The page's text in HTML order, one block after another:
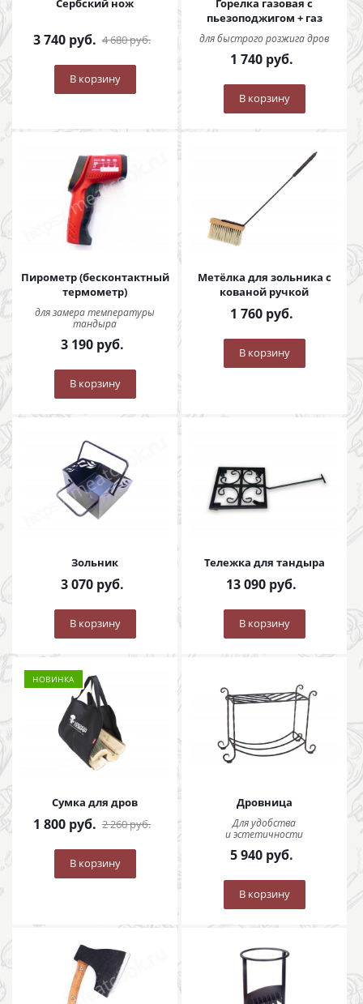
Сербский нож
3 740 руб. 4 680руб.
В корзину
Горелка газовая с
пьезоподжигом + газ
для быстрого розжига дров
1 740руб.
В корзину
Пирометр (бесконтактный
термометр)
для замера температуры
тандыра
3 190руб.
В корзину
Метёлка для зольника с
кованой ручкой
1 760руб.
В корзину
Зольник
3 070руб.
В корзину
Тележка для тандыра
13 090 руб.
В корзину
НОВИНКА
Сумка для дров
1 800 руб. 2 260руб.
В корзину
Дровница
Для удобства
и эстетичности
5 940руб.
В корзину